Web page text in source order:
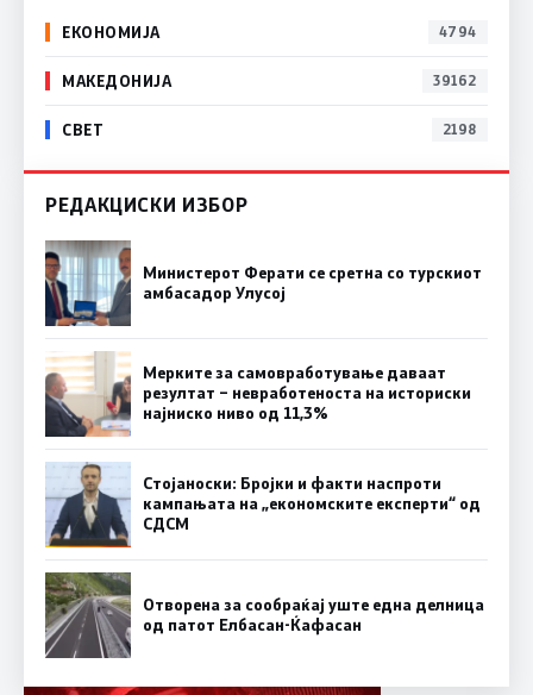
ЕКОНОМИЈА 4794
МАКЕДОНИЈА 39162
СВЕТ 2198
РЕДАКЦИСКИ ИЗБОР
Министерот Ферати се сретна со турскиот
амбасадор Улусој
Мерките за самовработување даваат
резултат – невработеноста на историски
најниско ниво од 11,3%
Стојаноски: Бројки и факти наспроти
кампањата на „економските експерти“ од
СДСM
Отворена за сообраќај уште една делница
од патот Елбасан-Ќафасан